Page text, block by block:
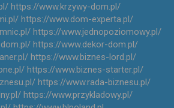
https://www.krzywy-dom.pl/
https://www.dom-experta.pl/
https://www.jednopoziomowy.pl/
https://www.dekor-dom.pl/
https://www.biznes-lord.pl/
https://www.biznes-starter.pl/
https://www.rada-biznesu.pl/
https://www.przykladowy.pl/